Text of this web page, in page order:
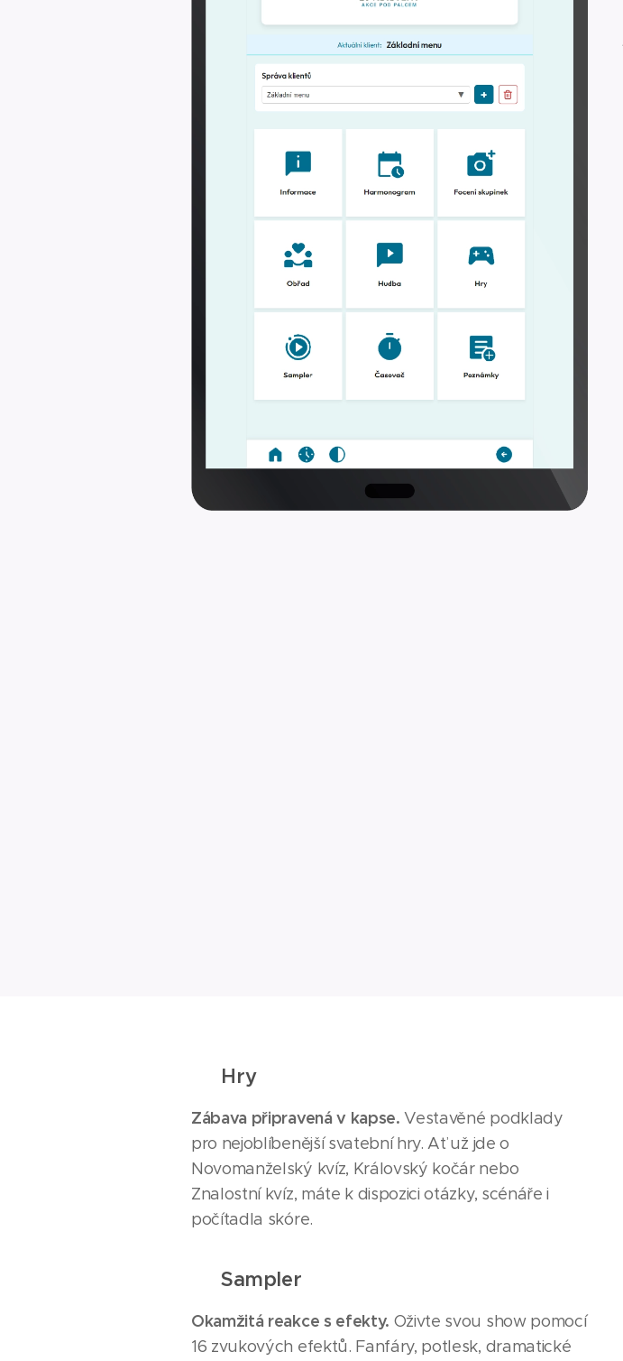
Hry
Zábava připravená v kapse. Vestavěné podklady
pro nejoblíbenější svatební hry. Ať už jde o
Novomanželský kvíz, Královský kočár nebo
Znalostní kvíz, máte k dispozici otázky, scénáře i
počítadla skóre.
Sampler
Okamžitá reakce s efekty. Oživte svou show pomocí
16 zvukových efektů. Fanfáry, potlesk, dramatické